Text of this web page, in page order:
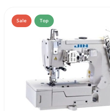
Sale Top